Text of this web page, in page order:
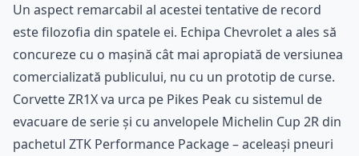
Un aspect remarcabil al acestei tentative de record
este filozofia din spatele ei. Echipa Chevrolet a ales să
concureze cu o mașină cât mai apropiată de versiunea
comercializată publicului, nu cu un prototip de curse.
Corvette ZR1X va urca pe Pikes Peak cu sistemul de
evacuare de serie și cu anvelopele Michelin Cup 2R din
pachetul ZTK Performance Package – aceleași pneuri